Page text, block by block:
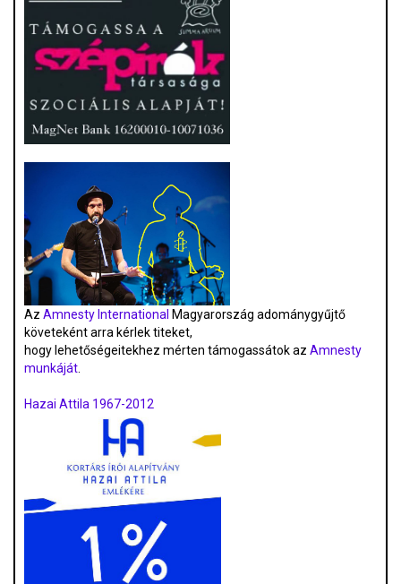
Az Amnesty International Magyarország adománygyűjtő
követeként arra kérlek titeket,
hogy lehetőségeitekhez mérten támogassátok az Amnesty
munkáját.
Hazai Attila 1967-2012